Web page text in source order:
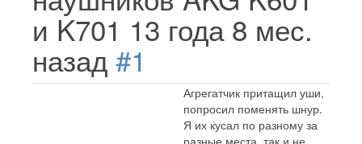
и K701 13 года 8 мес.
назад #1
Агрегатчик притащил уши,
попросил поменять шнур.
Я их кусал по разному за
разные места, так и не